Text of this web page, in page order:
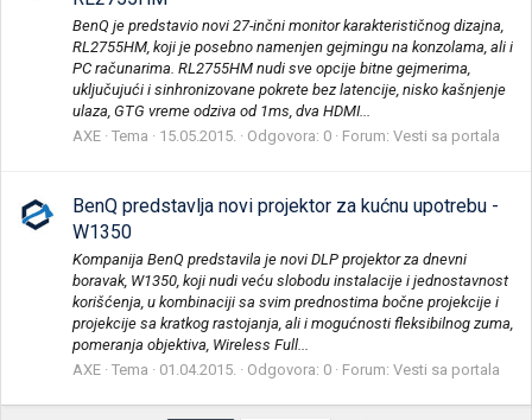
BenQ je predstavio novi 27-inčni monitor karakterističnog dizajna,
RL2755HM, koji je posebno namenjen gejmingu na konzolama, ali i
PC računarima. RL2755HM nudi sve opcije bitne gejmerima,
uključujući i sinhronizovane pokrete bez latencije, nisko kašnjenje
ulaza, GTG vreme odziva od 1ms, dva HDMI...
AXE Tema 15.05.2015. Odgovora: 0 Forum: Vesti sa portala
BenQ predstavlja novi projektor za kućnu upotrebu -
W1350
Kompanija BenQ predstavila je novi DLP projektor za dnevni
boravak, W1350, koji nudi veću slobodu instalacije i jednostavnost
korišćenja, u kombinaciji sa svim prednostima bočne projekcije i
projekcije sa kratkog rastojanja, ali i mogućnosti fleksibilnog zuma,
pomeranja objektiva, Wireless Full...
AXE Tema 01.04.2015. Odgovora: 0 Forum: Vesti sa portala